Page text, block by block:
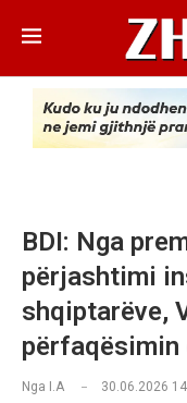
BDI: Nga
përjashtimi
shqiptarëve,
përfaqësimin
Nga I.A 30.06.2026